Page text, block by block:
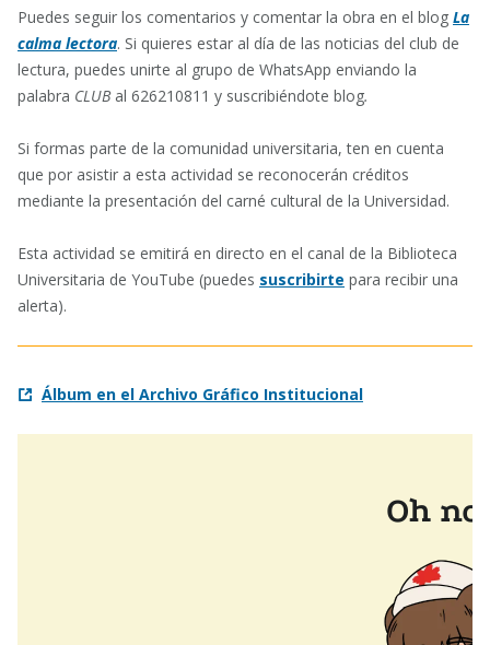
Puedes seguir los comentarios y comentar la obra en el blog La
calma lectora. Si quieres estar al día de las noticias del club de
lectura, puedes unirte al grupo de WhatsApp enviando la
palabra CLUB al 626210811 y suscribiéndote blog.
Si formas parte de la comunidad universitaria, ten en cuenta
que por asistir a esta actividad se reconocerán créditos
mediante la presentación del carné cultural de la Universidad.
Esta actividad se emitirá en directo en el canal de la Biblioteca
Universitaria de YouTube (puedes suscribirte para recibir una
alerta).
Álbum en el Archivo Gráfico Institucional